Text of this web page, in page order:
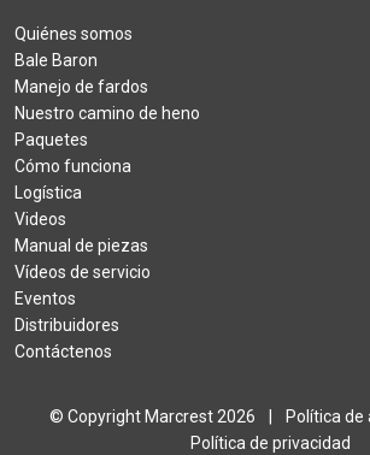
Quiénes somos
Bale Baron
Manejo de fardos
Nuestro camino de heno
Paquetes
Cómo funciona
Logística
Videos
Manual de piezas
Vídeos de servicio
Eventos
Distribuidores
Contáctenos
© Copyright Marcrest 2026 Política de
Política de privacidad